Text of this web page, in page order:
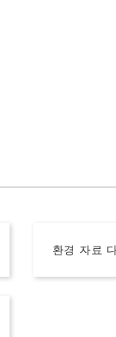
환경 자료